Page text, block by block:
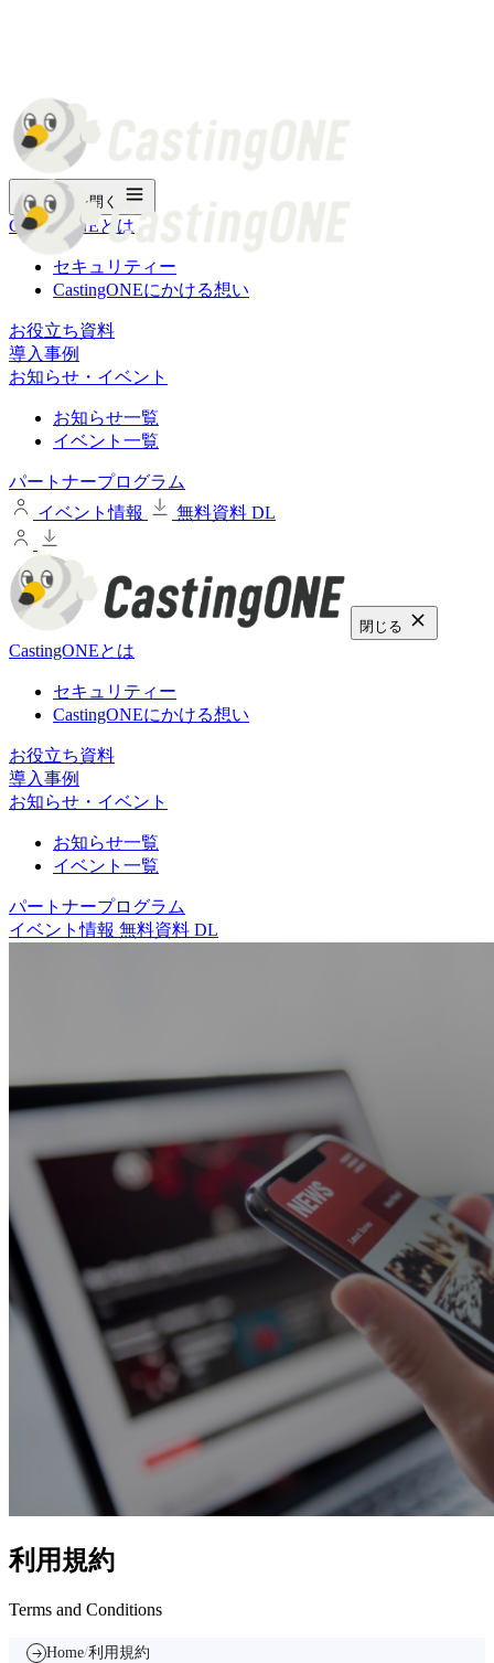
メニューを開く
CastingONEとは
セキュリティー
CastingONEにかける想い
お役立ち資料
導入事例
お知らせ・イベント
お知らせ一覧
イベント一覧
パートナープログラム
イベント情報
無料資料 DL
閉じる
CastingONEとは
セキュリティー
CastingONEにかける想い
お役立ち資料
導入事例
お知らせ・イベント
お知らせ一覧
イベント一覧
パートナープログラム
イベント情報 無料資料 DL
利用規約
Terms and Conditions
Home/利用規約